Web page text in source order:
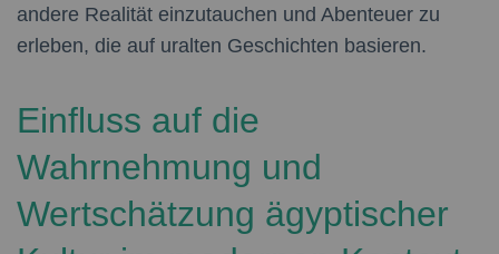
andere Realität einzutauchen und Abenteuer zu
erleben, die auf uralten Geschichten basieren.
Einfluss auf die
Wahrnehmung und
Wertschätzung ägyptischer